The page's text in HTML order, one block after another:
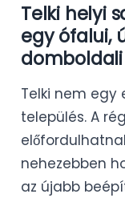
Telki helyi
egy ófalui,
Telki nem
település. A
nehezebben
az újabb